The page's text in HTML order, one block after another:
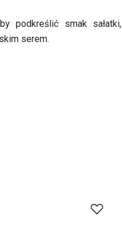
podkreślić smak sałatki,
serem.